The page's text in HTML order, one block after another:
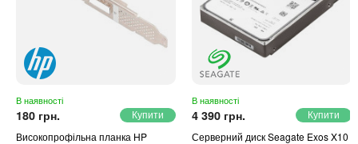
В наявності
180 грн.
Високопрофільна планка HP
В наявності
4 390 грн.
Серверний диск Seagate Exos X10